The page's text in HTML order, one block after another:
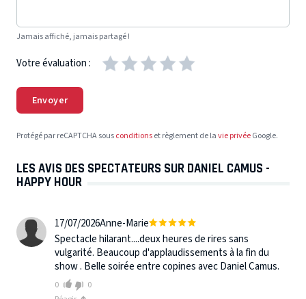
Jamais affiché, jamais partagé !
Votre évaluation :
Envoyer
Protégé par reCAPTCHA sousconditionset règlement de lavie privéeGoogle.
LES AVIS DES SPECTATEURS SUR DANIEL CAMUS -
HAPPY HOUR
17/07/2026Anne-Marie
Spectacle hilarant....deux heures de rires sans
vulgarité. Beaucoup d'applaudissements à la fin du
show . Belle soirée entre copines avec Daniel Camus.
0
0